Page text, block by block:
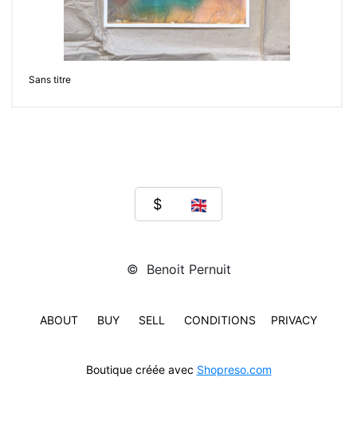
Sans titre
© Benoit Pernuit
ABOUT BUY SELL CONDITIONS PRIVACY
Boutique créée avec Shopreso.com